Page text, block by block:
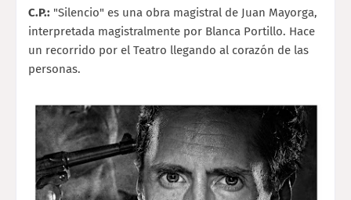
C.P.: "Silencio" es una obra magistral de Juan Mayorga,
interpretada magistralmente por Blanca Portillo. Hace
un recorrido por el Teatro llegando al corazón de las
personas.